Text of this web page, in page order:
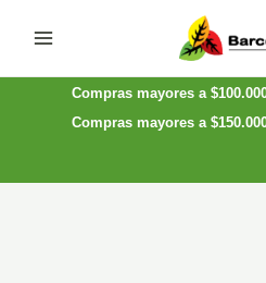
MenuCompras mayores a
Compras mayores a